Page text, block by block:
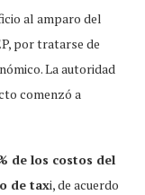
al amparo del
por tratarse de
La autoridad
comenzó a
de los costos del
de taxi, de acuerdo